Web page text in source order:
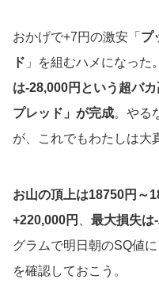
おかげで+7円の激安「 プ
ド 」を組むハメになった
は-28,000円という超バ
プレッド」が完成。やる
が、これでもわたしは大
お山の頂上は18750円～
+220,000円
最大損失は
グラムで明日朝のSQ値
を確認しておこう。